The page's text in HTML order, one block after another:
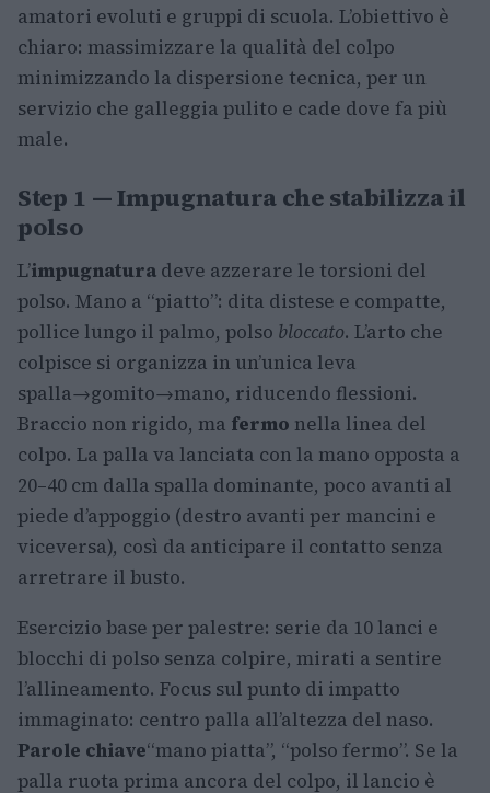
amatori evoluti e gruppi di scuola. L’obiettivo è
chiaro: massimizzare la qualità del colpo
minimizzando la dispersione tecnica, per un
servizio che galleggia pulito e cade dove fa più
male.
Step 1 — Impugnatura che stabilizza il
polso
L’impugnatura deve azzerare le torsioni del
polso. Mano a “piatto”: dita distese e compatte,
pollice lungo il palmo, polso bloccato. L’arto che
colpisce si organizza in un’unica leva
spalla→gomito→mano, riducendo flessioni.
Braccio non rigido, ma fermo nella linea del
colpo. La palla va lanciata con la mano opposta a
20–40 cm dalla spalla dominante, poco avanti al
piede d’appoggio (destro avanti per mancini e
viceversa), così da anticipare il contatto senza
arretrare il busto.
Esercizio base per palestre: serie da 10 lanci e
blocchi di polso senza colpire, mirati a sentire
l’allineamento. Focus sul punto di impatto
immaginato: centro palla all’altezza del naso.
Parole chiave“mano piatta”, “polso fermo”. Se la
palla ruota prima ancora del colpo, il lancio è